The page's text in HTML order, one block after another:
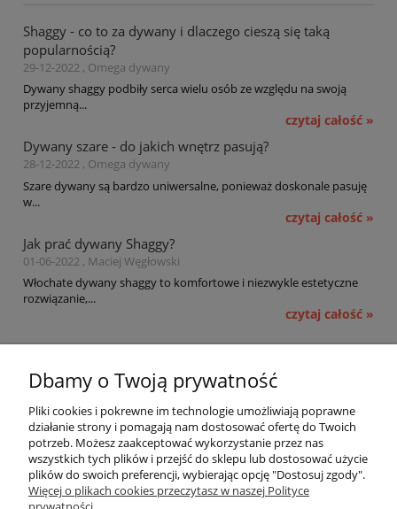
Shaggy - co to za dywany i dlaczego cieszą się taką
popularnością?
29-12-2022 , Omega dywany
Dywany shaggy podbiły serca wielu osób ze względu na swoją
przyjemną...
czytaj całość »
Dywany szare - do jakich wnętrz pasują?
28-12-2022 , Omega dywany
Szare dywany są bardzo uniwersalne, ponieważ doskonale pasuję
w...
czytaj całość »
Jak prać dywany Shaggy?
01-06-2022 , Maciej Węgłowski
Włochate dywany shaggy to komfortowe i niezwykle estetyczne
rozwiązanie,...
czytaj całość »
Płatności i dostawa
Informacje
Dbamy o Twoją prywatność
Pliki cookies i pokrewne im technologie umożliwiają poprawne
działanie strony i pomagają nam dostosować ofertę do Twoich
potrzeb. Możesz zaakceptować wykorzystanie przez nas
wszystkich tych plików i przejść do sklepu lub dostosować użycie
plików do swoich preferencji, wybierając opcję "Dostosuj zgody".
Więcej o plikach cookies przeczytasz w naszej Polityce